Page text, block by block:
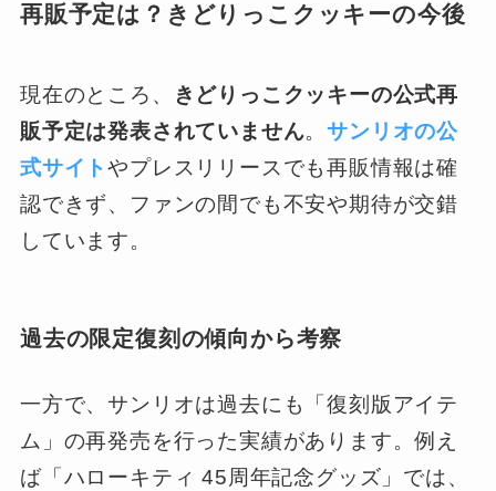
再販予定は？きどりっこクッキーの今後
現在のところ、
きどりっこクッキーの公式再
販予定は発表されていません。サンリオの公
式サイトやプレスリリースでも再販情報は確
認できず、ファンの間でも不安や期待が交錯
しています。
過去の限定復刻の傾向から考察
一方で、サンリオは過去にも「復刻版アイテ
ム」の再発売を行った実績があります。例え
ば「ハローキティ 45周年記念グッズ」では、